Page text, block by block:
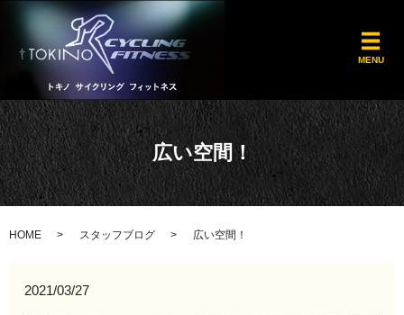
MENU
広い空間！
HOME スタッフブログ 広い空間！
2021/03/27